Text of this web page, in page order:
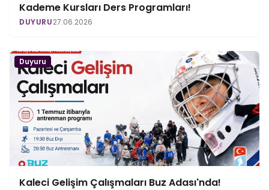
Kademe Kursları Ders Programları!
DUYURU27.06.2026
Duyuru
Kaleci Gelişim Çalışmaları Buz Adası'nda!